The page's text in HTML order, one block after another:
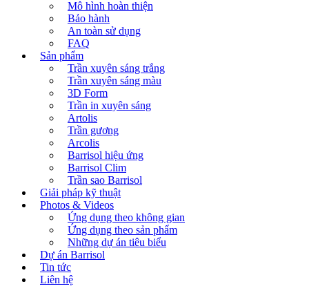
Mô hình hoàn thiện
Bảo hành
An toàn sử dụng
FAQ
Sản phẩm
Trần xuyên sáng trắng
Trần xuyên sáng màu
3D Form
Trần in xuyên sáng
Artolis
Trần gương
Arcolis
Barrisol hiệu ứng
Barrisol Clim
Trần sao Barrisol
Giải pháp kỹ thuật
Photos & Videos
Ứng dụng theo không gian
Ứng dụng theo sản phẩm
Những dự án tiêu biểu
Dự án Barrisol
Tin tức
Liên hệ